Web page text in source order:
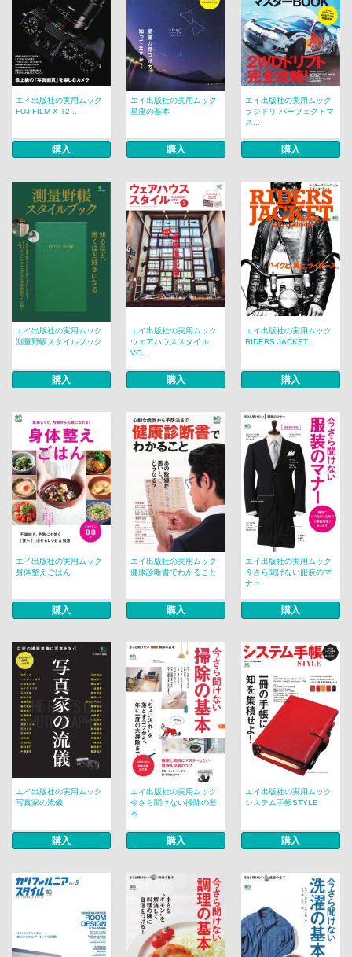
エイ出版社の実用ムック
FUJIFILM X-T2...
購入
エイ出版社の実用ムック
星座の基本
購入
エイ出版社の実用ムック
ラジドリ パーフェクトマ
ス...
購入
エイ出版社の実用ムック
測量野帳スタイルブック
購入
エイ出版社の実用ムック
ウェアハウススタイル
VO...
購入
エイ出版社の実用ムック
RIDERS JACKET...
購入
エイ出版社の実用ムック
身体整えごはん
購入
エイ出版社の実用ムック
健康診断書でわかること
購入
エイ出版社の実用ムック
今さら聞けない服装のマ
ナー
購入
エイ出版社の実用ムック
写真家の流儀
購入
エイ出版社の実用ムック
今さら聞けない掃除の基
本
購入
エイ出版社の実用ムック
システム手帳STYLE
購入